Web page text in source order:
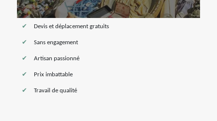
Devis et déplacement gratuits
Sans engagement
Artisan passionné
Prix imbattable
Travail de qualité